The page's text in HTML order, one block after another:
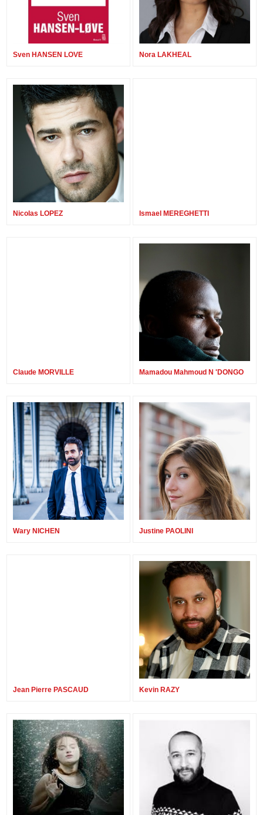
Sven HANSEN LOVE Nora LAKHEAL
Nicolas LOPEZ Ismael MEREGHETTI
Claude MORVILLE Mamadou Mahmoud N 'DONGO
Wary NICHEN Justine PAOLINI
Jean Pierre PASCAUD Kevin RAZY